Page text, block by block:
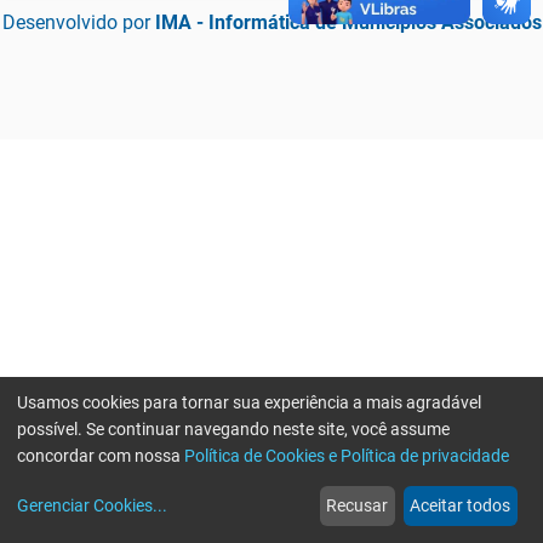
Desenvolvido por IMA - Informática de Municípios Associados
web
Notícias
more_horiz
Mais
Usamos cookies para tornar sua experiência a mais agradável
possível. Se continuar navegando neste site, você assume
concordar com nossa Política de Cookies e Política de privacidade
Gerenciar Cookies... Recusar Aceitar todos
Erro ao enviar informações, por favor tente novamente